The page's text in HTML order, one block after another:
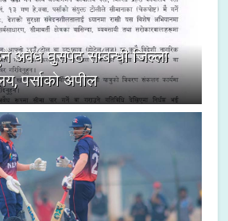
अवैध घुसपैठ सम्बन्धी जिल्ला
पर्साको अपील